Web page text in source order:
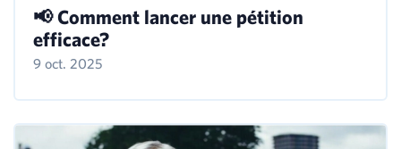
📢 Comment lancer une pétition
efficace?
9 oct. 2025